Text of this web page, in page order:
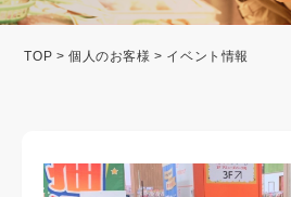
TOP >個人のお客様 > イベント情報